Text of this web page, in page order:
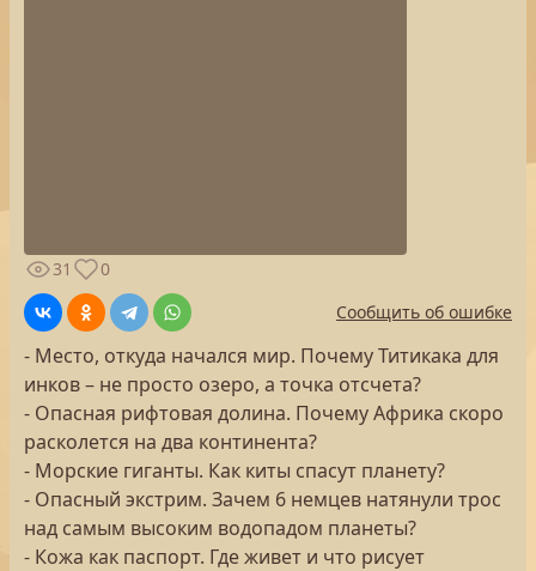
31
0
Сообщить об ошибке
- Место, откуда начался мир. Почему Титикака для
инков – не просто озеро, а точка отсчета?
- Опасная рифтовая долина. Почему Африка скоро
расколется на два континента?
- Морские гиганты. Как киты спасут планету?
- Опасный экстрим. Зачем 6 немцев натянули трос
над самым высоким водопадом планеты?
- Кожа как паспорт. Где живет и что рисует